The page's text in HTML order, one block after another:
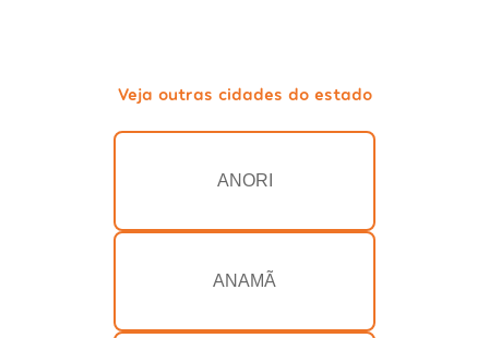
Veja outras cidades do estado
ANORI
ANAMÃ